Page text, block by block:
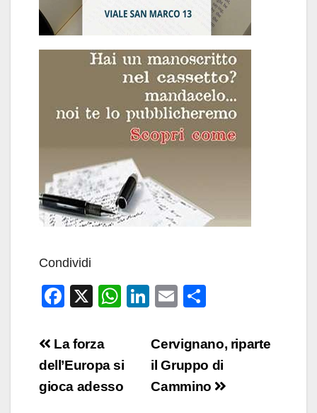
Condividi
F
c
e
b
X
W
s
A
Li
k
e
dI
E
ail n
di
vi
Navigazione
articoli
Cervignano, riparte
il Gruppo di
Cammino
La forza
dell’Europa si
gioca adesso